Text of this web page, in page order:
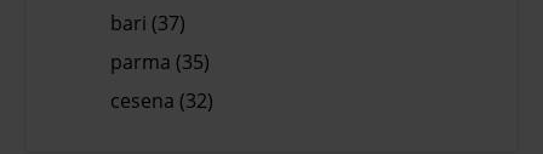
bari (37)
parma (35)
cesena (32)